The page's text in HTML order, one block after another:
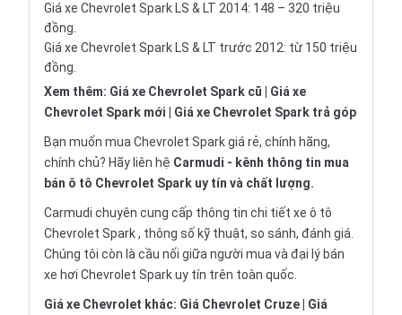
Giá xe Chevrolet Spark LS & LT 2014: 148 – 320 triệu
đồng.
Giá xe Chevrolet Spark LS & LT trước 2012: từ 150 triệu
đồng.
Xem thêm: Giá xe Chevrolet Spark cũ
Giá xe
Chevrolet Spark mới
Giá xe Chevrolet Spark trả góp
Bạn muốn mua Chevrolet Spark giá rẻ, chính hãng,
chính chủ? Hãy liên hệ Carmudi - kênh thông tin mua
bán ô tô Chevrolet Spark uy tín và chất lượng.
Carmudi chuyên cung cấp thông tin chi tiết xe ô tô
Chevrolet Spark , thông số kỹ thuật, so sánh, đánh giá.
Chúng tôi còn là cầu nối giữa người mua và đại lý bán
xe hơi Chevrolet Spark uy tín trên toàn quốc.
Giá xe Chevrolet khác: Giá Chevrolet Cruze
Giá